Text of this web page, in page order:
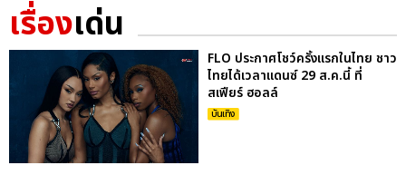
เรื่องเด่น
FLO ประกาศโชว์ครั้งแรกในไทย ชาว
ไทยได้เวลาแดนซ์ 29 ส.ค.นี้ ที่
สเฟียร์ ฮอลล์
บันเทิง